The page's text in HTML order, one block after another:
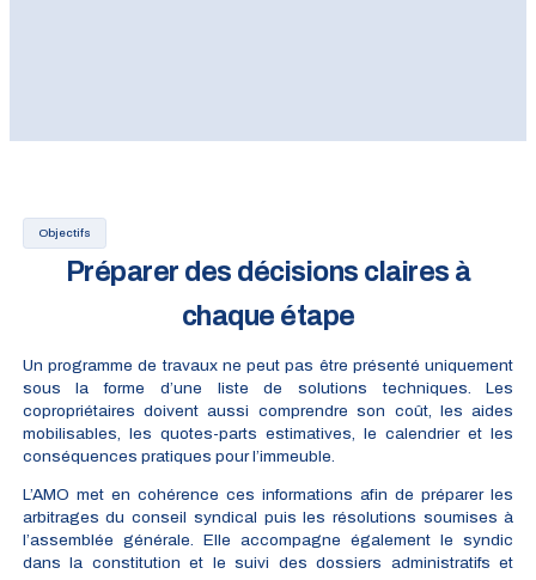
Objectifs
Préparer des décisions claires à
chaque étape
Un programme de travaux ne peut pas être présenté uniquement
sous la forme d’une liste de solutions techniques. Les
copropriétaires doivent aussi comprendre son coût, les aides
mobilisables, les quotes-parts estimatives, le calendrier et les
conséquences pratiques pour l’immeuble.
L’AMO met en cohérence ces informations afin de préparer les
arbitrages du conseil syndical puis les résolutions soumises à
l’assemblée générale. Elle accompagne également le syndic
dans la constitution et le suivi des dossiers administratifs et